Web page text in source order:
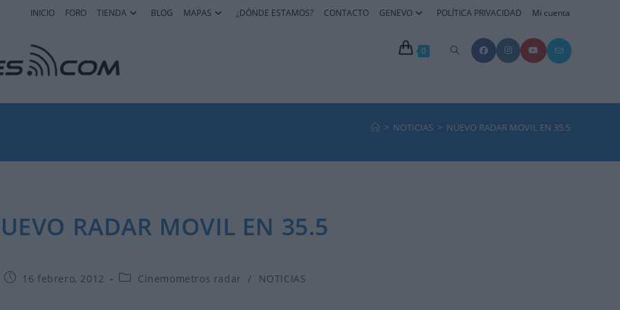
INICIO FORO TIENDA BLOG MAPAS ¿DÓNDE ESTAMOS? CONTACTO GENEVO POLÍTICA PRIVACIDAD Mi cuenta
0 Alternar
> NOTICIAS > NUEVO RADAR MOVIL EN 35.5
RADAR MOVIL EN 35.5
Publicación
16 febrero, 2012
Categoría
Cinemometros radar / NOTICIAS